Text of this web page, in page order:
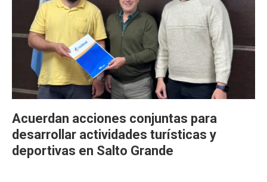
Acuerdan acciones conjuntas para
desarrollar actividades turísticas y
deportivas en Salto Grande